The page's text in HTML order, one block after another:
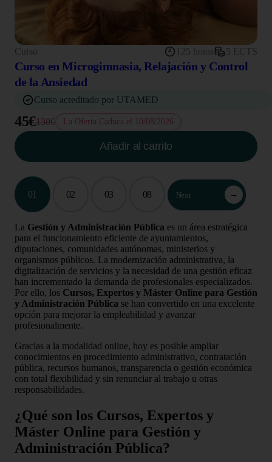
Curso 125 horas 5 ECTS
Curso en Microgimnasia, Relajación y Control
de la Ansiedad
Curso acreditado por UTAMED
45€130€ La Oferta Caduca el 10/08/2026
Añadir al carrito
01 02 03 08 Next →
La Gestión y Administración Pública es un área estratégica
para el funcionamiento eficiente de ayuntamientos,
diputaciones, comunidades autónomas, ministerios y
organismos públicos. La modernización administrativa, la
digitalización de servicios y la necesidad de una gestión eficaz
han incrementado la demanda de profesionales especializados.
Por ello, los Cursos, Expertos y Máster Online para Gestión
y Administración Pública se han convertido en una excelente
opción para mejorar la empleabilidad y avanzar
profesionalmente.
Gracias a la modalidad online, hoy es posible ampliar
conocimientos en procedimiento administrativo, contratación
pública, recursos humanos, transparencia o gestión económica
con total flexibilidad y sin renunciar al trabajo u otras
responsabilidades.
¿Qué son los Cursos, Expertos y
Máster Online para Gestión y
Administración Pública?